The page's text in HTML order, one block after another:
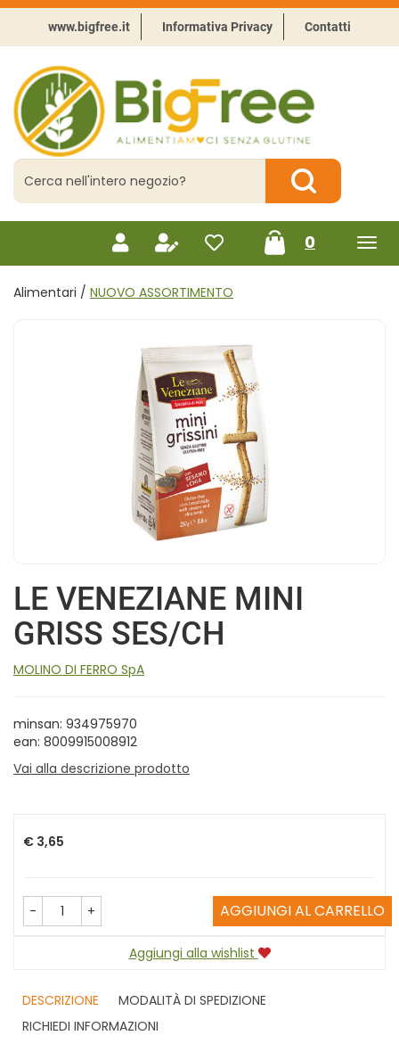
Passa
contenuto
principale
www.bigfree.it Informativa Privacy Contatti
BigFree
-
Punto
celiachia
Cerca
Prodotto
Cerca Prodotto
0prodotti
inseriti
Alimentari / NUOVO ASSORTIMENTO
LE VENEZIANE MINI
GRISS SES/CH
MOLINO DI FERRO SpA
minsan: 934975970
ean: 8009915008912
Vai alla descrizione prodotto
Prezzo
€ 3,65
- + AGGIUNGI AL CARRELLO
Aggiungi alla wishlist
DESCRIZIONE
MODALITÀ DI SPEDIZIONE
RICHIEDI INFORMAZIONI